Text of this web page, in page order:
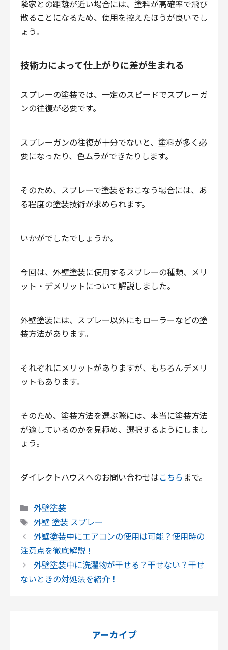
隣家との距離が近い場合には、塗料が高確率で飛び
散ることになるため、使用を控えたほうが良いでし
ょう。
技術力によって仕上がりに差が生まれる
スプレーの塗装では、一定のスピードでスプレーガ
ンの往復が必要です。
スプレーガンの往復が十分でないと、塗料が多く必
要になったり、色ムラができたりします。
そのため、スプレーで塗装をおこなう場合には、あ
る程度の塗装技術が求められます。
いかがでしたでしょうか。
今回は、外壁塗装に使用するスプレーの種類、メリ
ット・デメリットについて解説しました。
外壁塗装には、スプレー以外にもローラーなどの塗
装方法があります。
それぞれにメリットがありますが、もちろんデメリ
ットもあります。
そのため、塗装方法を選ぶ際には、本当に塗装方法
が適しているのかを見極め、選択するようにしまし
ょう。
ダイレクトハウスへのお問い合わせはこちら まで。
カ
テ
ゴ
リ
ー
外壁塗装
タ
グ
外壁 塗装 スプレー
外壁塗装中にエアコンの使用は可能？使用時の
注意点を徹底解説！
外壁塗装中に洗濯物が干せる？干せない？干せ
ないときの対処法を紹介！
アーカイブ